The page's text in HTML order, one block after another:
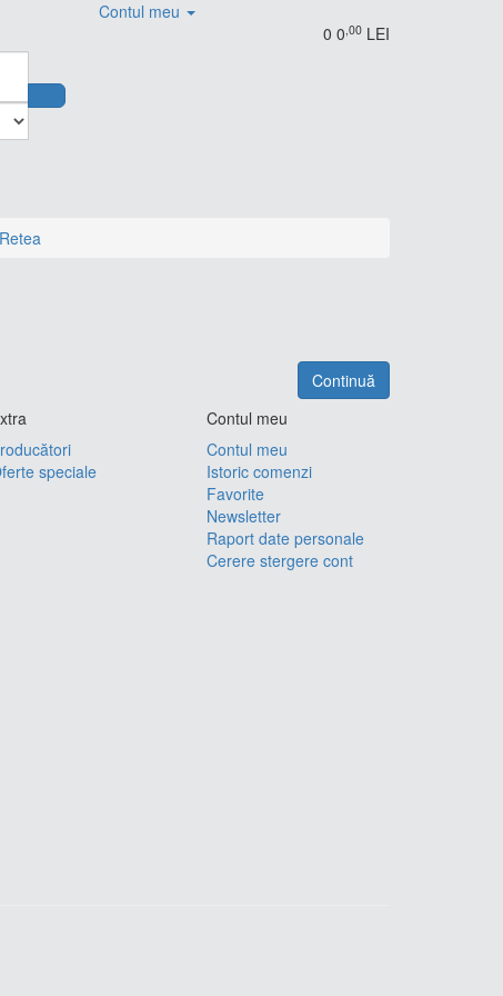
Contul meu
0 0 ,00 LEI
Continuă
speciale
Contul meu
Contul meu
Istoric comenzi
Favorite
Newsletter
Raport date personale
Cerere stergere cont